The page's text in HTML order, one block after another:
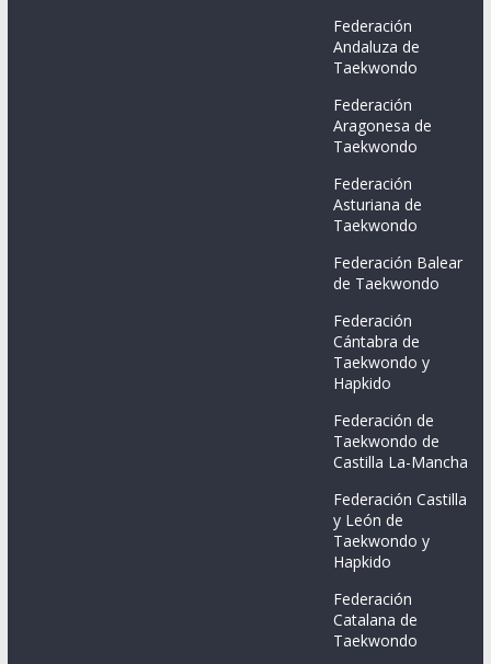
Federación
Andaluza de
Taekwondo
Federación
Aragonesa de
Taekwondo
Federación
Asturiana de
Taekwondo
Federación Balear
de Taekwondo
Federación
Cántabra de
Taekwondo y
Hapkido
Federación de
Taekwondo de
Castilla La-Mancha
Federación Castilla
y León de
Taekwondo y
Hapkido
Federación
Catalana de
Taekwondo